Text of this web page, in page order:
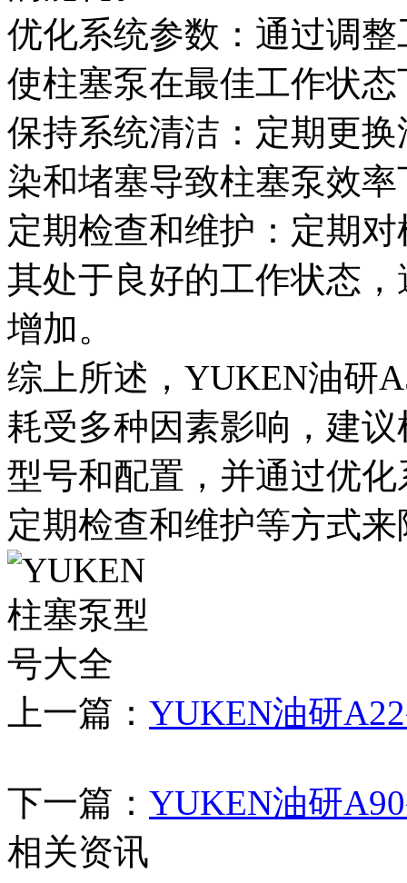
优化系统参数：通过调
使柱塞泵在最佳工作状
保持系统清洁：定期更
染和堵塞导致柱塞泵效
定期检查和维护：定期
其处于良好的工作状态
增加。
综上所述，YUKEN油研
耗受多种因素影响，建
型号和配置，并通过优
定期检查和维护等方式
上一篇： YUKEN油研
下一篇： YUKEN油研
相关资讯